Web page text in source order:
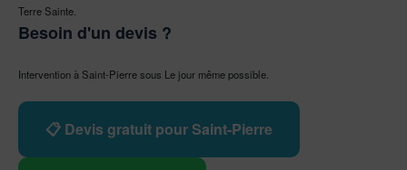
Terre Sainte.
Besoin d'un devis ?
Intervention à Saint-Pierre sous Le jour même possible.
📋 Devis gratuit pour Saint-Pierre